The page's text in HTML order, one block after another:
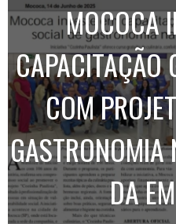
MOCOCA
CAPACITAÇÃO
COM
GASTRONOMIA
DA